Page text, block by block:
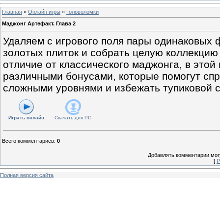
Главная » Онлайн игры » Головоломки
Маджонг Артефакт. Глава 2
Удаляем с игрового поля пары
золотых плиток и собрать целую
отличие от классического маджонга, в
различными бонусами, которые помогут
сложными уровнями и избежать тупиковой
Играть онлайн Скачать для PC
Всего комментариев: 0
Добавлять комментарии
[
Полная версия сайта